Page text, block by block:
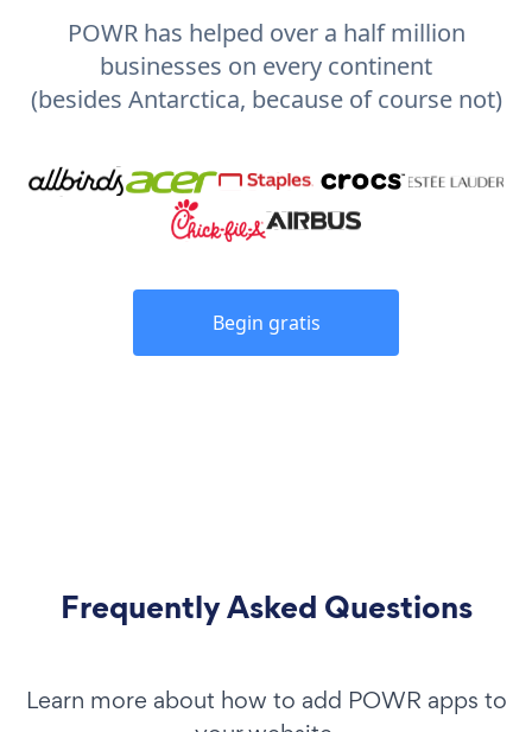
POWR has helped over a half million
businesses on every continent
(besides Antarctica, because of course not)
Begin gratis
Frequently Asked Questions
Learn more about how to add POWR apps to